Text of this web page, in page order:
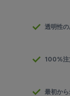
透明性
100%注
最初か